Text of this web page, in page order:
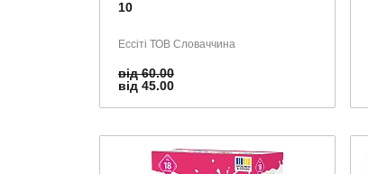
10
Ессіті ТОВ Словаччина
від 60.00
від 45.00